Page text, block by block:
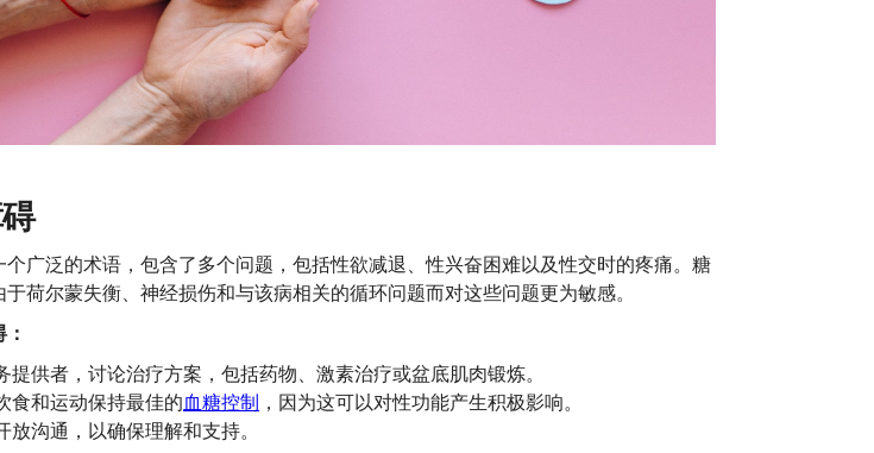
广泛的术语，包含了多个问题，包括性欲减退、性兴奋困难以及性交时的疼痛。糖
荷尔蒙失衡、神经损伤和与该病相关的循环问题而对这些问题更为敏感。
提供者，讨论治疗方案，包括药物、激素治疗或盆底肌肉锻炼。
食和运动保持最佳的血糖控制 ，因为这可以对性功能产生积极影响。
放沟通，以确保理解和支持。